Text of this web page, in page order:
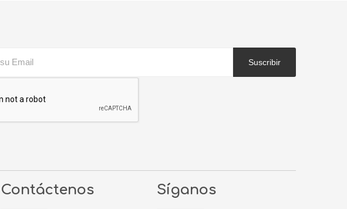
Suscribir
Contáctenos Síganos